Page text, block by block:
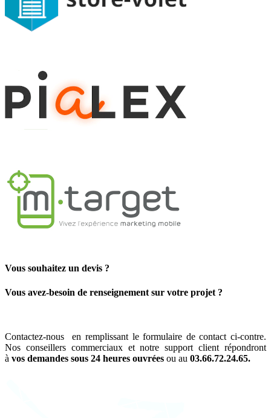
Vous souhaitez un devis ?
Vous avez-besoin de renseignement sur votre projet ?
Contactez-nous en remplissant le formulaire de contact ci-contre.
Nos conseillers commerciaux et notre support client répondront
à vos demandes sous 24 heures ouvrées ou au 03.66.72.24.65.